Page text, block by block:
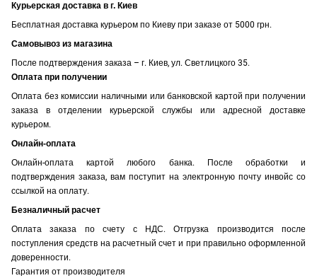
Курьерская доставка в г. Киев
Бесплатная доставка курьером по Киеву при заказе от 5000 грн.
Самовывоз из магазина
После подтверждения заказа – г. Киев, ул. Светлицкого 35.
Оплата при получении
Оплата без комиссии наличными или банковской картой при получении
заказа в отделении курьерской службы или адресной доставке
курьером.
Онлайн-оплата
Онлайн-оплата картой любого банка. После обработки и
подтверждения заказа, вам поступит на электронную почту инвойс со
ссылкой на оплату.
Безналичный расчет
Оплата заказа по счету с НДС. Отгрузка производится после
поступления средств на расчетный счет и при правильно оформленной
доверенности.
Гарантия от производителя